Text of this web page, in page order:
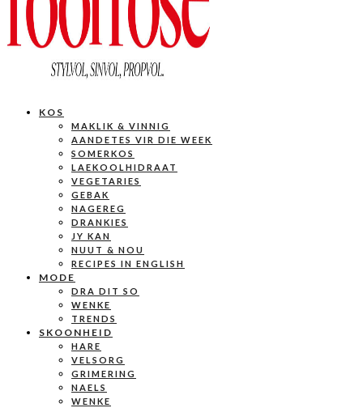
KOS
MAKLIK & VINNIG
AANDETES VIR DIE WEEK
SOMERKOS
LAEKOOLHIDRAAT
VEGETARIES
GEBAK
NAGEREG
DRANKIES
JY KAN
NUUT & NOU
RECIPES IN ENGLISH
MODE
DRA DIT SO
WENKE
TRENDS
SKOONHEID
HARE
VELSORG
GRIMERING
NAELS
WENKE